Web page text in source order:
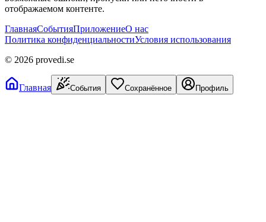
отображаемом контенте.
ГлавнаяСобытияПриложениеО нас
Политика конфиденциальностиУсловия использования
© 2026 provedi.se
Главная События Сохранённое Профиль